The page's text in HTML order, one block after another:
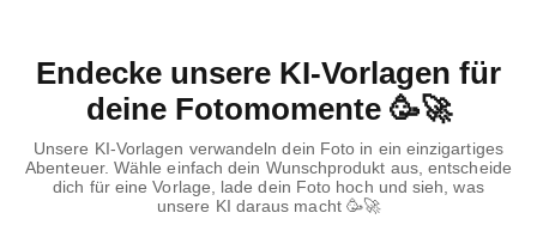
Endecke unsere KI-Vorlagen für
deine Fotomomente 🥳🚀
Unsere KI-Vorlagen verwandeln dein Foto in ein einzigartiges
Abenteuer. Wähle einfach dein Wunschprodukt aus, entscheide
dich für eine Vorlage, lade dein Foto hoch und sieh, was
unsere KI daraus macht 🥳🚀